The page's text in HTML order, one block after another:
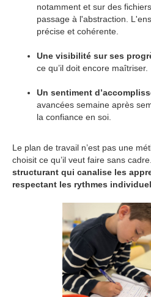
notamment et sur des
passage à l'abstraction.
précise et cohérente.
Une visibilité sur ses
ce qu’il doit encore maîtriser.
Un sentiment
avancées semaine après
la confiance en soi.
Le plan de travail n’est pas une
choisit ce qu’il veut faire sans
structurant qui canalise les
respectant les rythmes